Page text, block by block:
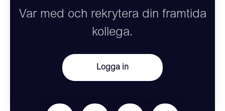
Var med och rekrytera din framtida
kollega.
Logga in